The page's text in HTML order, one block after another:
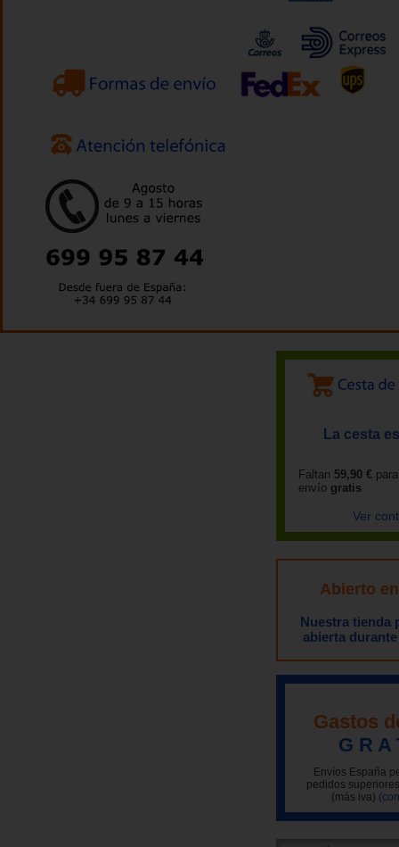
La cesta
Faltan 59,90 €
envío gratis
Ver
Abierto
Nuestra tienda
abierta
Gastos
G R A
Envíos España
pedidos
(más iva)